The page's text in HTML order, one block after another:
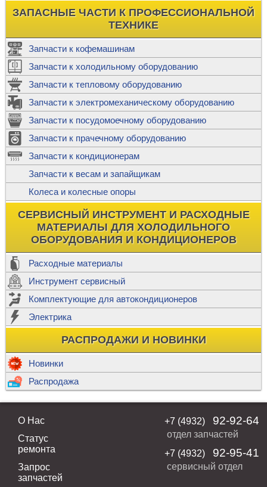
ЗАПАСНЫЕ ЧАСТИ К ПРОФЕССИОНАЛЬНОЙ
ТЕХНИКЕ
Запчасти к кофемашинам
Запчасти к холодильному оборудованию
Запчасти к тепловому оборудованию
Запчасти к электромеханическому оборудованию
Запчасти к посудомоечному оборудованию
Запчасти к прачечному оборудованию
Запчасти к кондиционерам
Запчасти к весам и запайщикам
Колеса и колесные опоры
СЕРВИСНЫЙ ИНСТРУМЕНТ И РАСХОДНЫЕ
МАТЕРИАЛЫ ДЛЯ ХОЛОДИЛЬНОГО
ОБОРУДОВАНИЯ И КОНДИЦИОНЕРОВ
Расходные материалы
Инструмент сервисный
Комплектующие для автокондиционеров
Электрика
РАСПРОДАЖИ И НОВИНКИ
Новинки
Распродажа
О Нас
Статус
ремонта
Запрос
запчастей
+7 (4932) 92-92-64
отдел запчастей
+7 (4932)
92-95-41
сервисный отдел